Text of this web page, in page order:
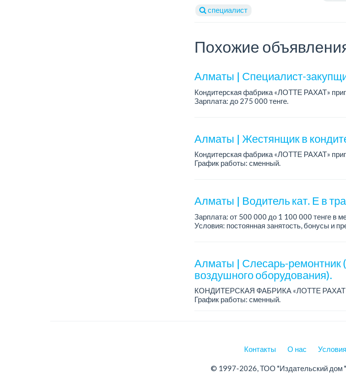
специалист
Похожие
Алматы | Специалист-
Кондитерская фабрика «ЛОТТЕ РАХАТ»
Зарплата: до 275 000 тенге.
Алматы | Жестянщик в
Кондитерская фабрика «ЛОТТЕ РАХАТ»
График работы: сменный.
Алматы | Водитель кат. Е в
Зарплата: от 500 000 до 1 100 000 тенге в
Условия: постоянная занятость, бонусы и
Алматы | Слесарь-ремонтник
воздушного оборудования).
КОНДИТЕРСКАЯ ФАБРИКА «ЛОТТЕ
График работы: сменный.
Контакты О нас
© 1997-2026, ТОО "Издательский дом